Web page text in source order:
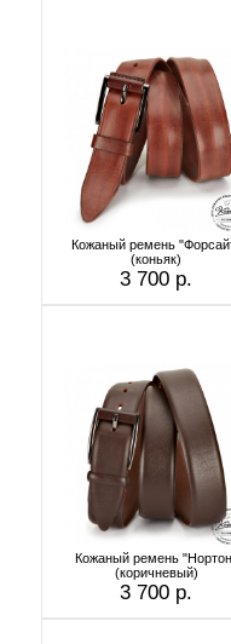
Кожаный ремень
(коньяк)
3 700 р.
Кожаный ремень
(коричневый)
3 700 р.